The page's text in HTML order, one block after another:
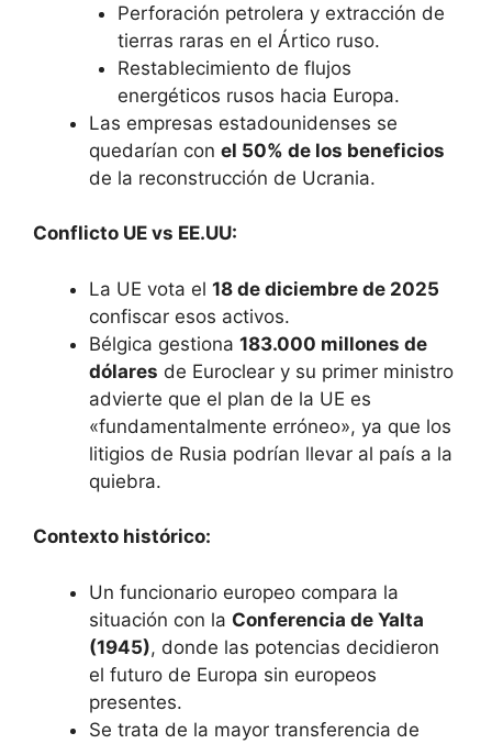
Perforación petrolera y extracción de
tierras raras en el Ártico ruso.
Restablecimiento de flujos
energéticos rusos hacia Europa.
Las empresas estadounidenses se
quedarían con el 50% de los beneficios
de la reconstrucción de Ucrania.
Conflicto UE vs EE.UU:
La UE vota el 18 de diciembre de 2025
confiscar esos activos.
Bélgica gestiona 183.000 millones de
dólares de Euroclear y su primer ministro
advierte que el plan de la UE es
«fundamentalmente erróneo», ya que los
litigios de Rusia podrían llevar al país a la
quiebra.
Contexto histórico:
Un funcionario europeo compara la
situación con la Conferencia de Yalta
(1945), donde las potencias decidieron
el futuro de Europa sin europeos
presentes.
Se trata de la mayor transferencia de